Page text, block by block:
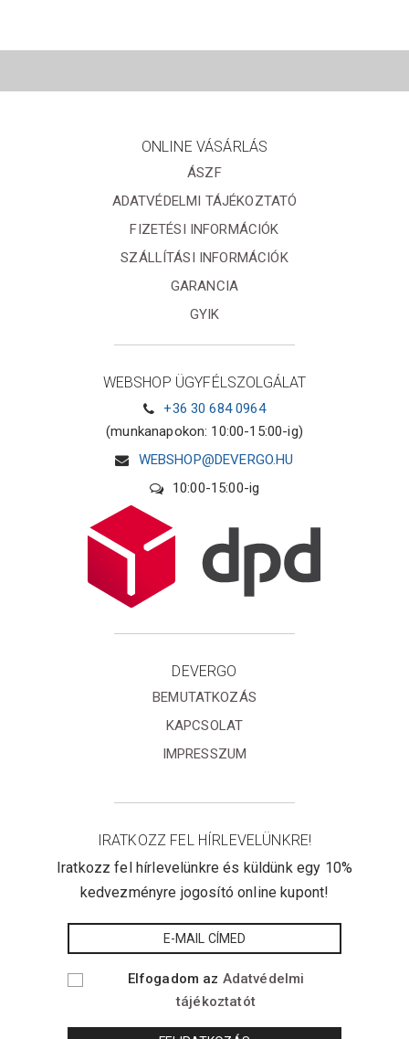
ONLINE VÁSÁRLÁS
ÁSZF
ADATVÉDELMI TÁJÉKOZTATÓ
FIZETÉSI INFORMÁCIÓK
SZÁLLÍTÁSI INFORMÁCIÓK
GARANCIA
GYIK
WEBSHOP ÜGYFÉLSZOLGÁLAT
+36 30 684 0964
(munkanapokon: 10:00-15:00-ig)
WEBSHOP@DEVERGO.HU
10:00-15:00-ig
DEVERGO
BEMUTATKOZÁS
KAPCSOLAT
IMPRESSZUM
IRATKOZZ FEL HÍRLEVELÜNKRE!
Iratkozz fel hírlevelünkre és küldünk egy 10%
kedvezményre jogosító online kupont!
Elfogadom az Adatvédelmi
tájékoztatót